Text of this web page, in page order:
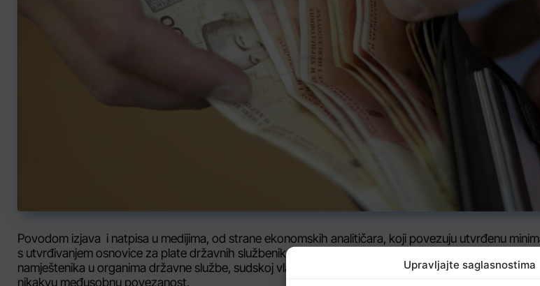
Upravljajte saglasnostima
Povodom izjava i natpisa u medijima, od strane ekonomskih analitičara, koji povezuju utvrđenu
s utvrđivanjem osnovice za plate državnih službenika i namještenika u Federaciji BiH, Samostalni
namještenika u organima državne službe, sudskoj vlasti i javnim ustanovama FBiH želi naglasiti da
nikakvu međusobnu povezanost.